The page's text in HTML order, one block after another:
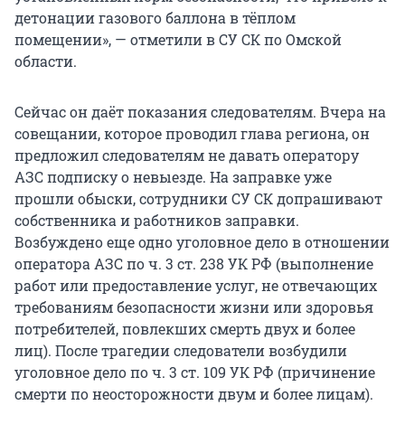
детонации газового баллона в тёплом
помещении», — отметили в СУ СК по Омской
области.
Сейчас он даёт показания следователям. Вчера на
совещании, которое проводил глава региона, он
предложил следователям не давать оператору
АЗС подписку о невыезде. На заправке уже
прошли обыски, сотрудники СУ СК допрашивают
собственника и работников заправки.
Возбуждено еще одно уголовное дело в отношении
оператора АЗС по ч. 3 ст. 238 УК РФ (выполнение
работ или предоставление услуг, не отвечающих
требованиям безопасности жизни или здоровья
потребителей, повлекших смерть двух и более
лиц). После трагедии следователи возбудили
уголовное дело по ч. 3 ст. 109 УК РФ (причинение
смерти по неосторожности двум и более лицам).